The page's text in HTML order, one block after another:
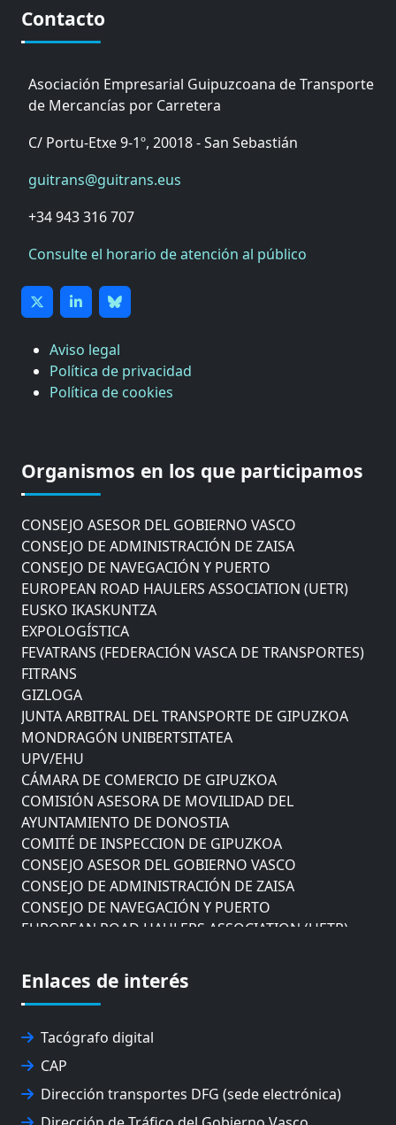
Contacto
Asociación Empresarial Guipuzcoana de Transporte
de Mercancías por Carretera
C/ Portu-Etxe 9-1º, 20018 - San Sebastián
guitrans@guitrans.eus
+34 943 316 707
Consulte el horario de atención al público
Aviso legal
Política de privacidad
Política de cookies
Organismos en los que participamos
AYUNTAMIENTO DE DONOSTIA
COMITÉ DE INSPECCION DE GIPUZKOA
CONSEJO ASESOR DEL GOBIERNO VASCO
CONSEJO DE ADMINISTRACIÓN DE ZAISA
CONSEJO DE NAVEGACIÓN Y PUERTO
EUROPEAN ROAD HAULERS ASSOCIATION (UETR)
EUSKO IKASKUNTZA
EXPOLOGÍSTICA
FEVATRANS (FEDERACIÓN VASCA DE TRANSPORTES)
FITRANS
GIZLOGA
JUNTA ARBITRAL DEL TRANSPORTE DE GIPUZKOA
MONDRAGÓN UNIBERTSITATEA
UPV/EHU
CÁMARA DE COMERCIO DE GIPUZKOA
COMISIÓN ASESORA DE MOVILIDAD DEL
AYUNTAMIENTO DE DONOSTIA
COMITÉ DE INSPECCION DE GIPUZKOA
CONSEJO ASESOR DEL GOBIERNO VASCO
CONSEJO DE ADMINISTRACIÓN DE ZAISA
CONSEJO DE NAVEGACIÓN Y PUERTO
EUROPEAN ROAD HAULERS ASSOCIATION (UETR)
FEVATRANS (FEDERACIÓN VASCA DE TRANSPORTES)
FITRANS
GIZLOGA
JUNTA ARBITRAL DEL TRANSPORTE DE GIPUZKOA
MONDRAGÓN UNIBERTSITATEA
UPV/EHU
Enlaces de interés
Tacógrafo digital
CAP
Dirección transportes DFG (sede electrónica)